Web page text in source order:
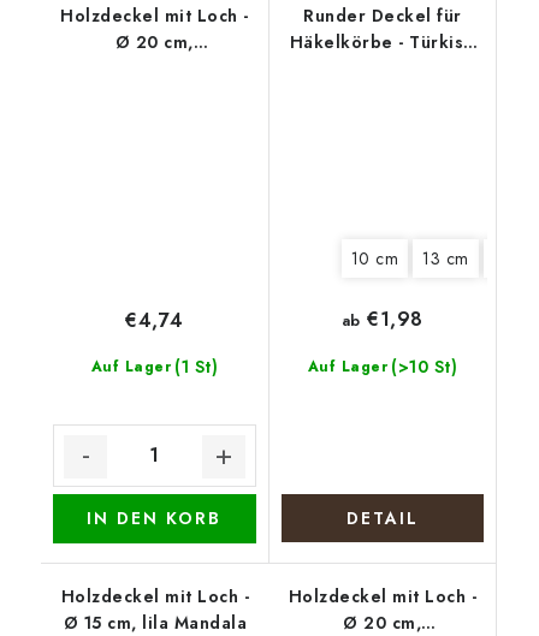
Holzdeckel mit Loch -
Ø 20 cm,
Auf Lager (1 St)
€4,74
IN DEN KORB
Runder Deckel für
Häkelkörbe - Türkise
10 cm 13 cm
Auf Lager (>10 St)
ab €1,98
DETAIL
Holzdeckel mit Loch -
Ø 15 cm, lila Mandala
Holzdeckel mit Loch -
Ø 20 cm,